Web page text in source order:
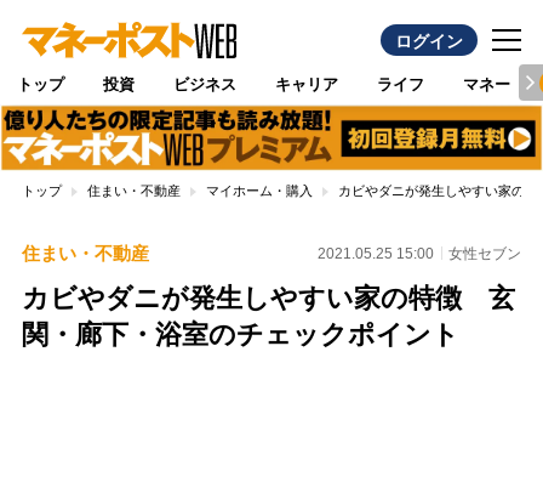
ログイン
トップ 投資 ビジネス キャリア ライフ マネー
トップ 住まい・不動産 マイホーム・購入 カビやダニが発生しやすい家の
住まい・不動産 2021.05.25 15:00 女性セブン
カビやダニが発生しやすい家の特徴 玄
関・廊下・浴室のチェックポイント